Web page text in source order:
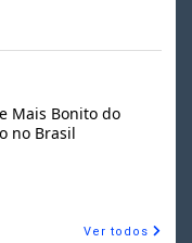
Mais Bonito do
no Brasil
Ver todos